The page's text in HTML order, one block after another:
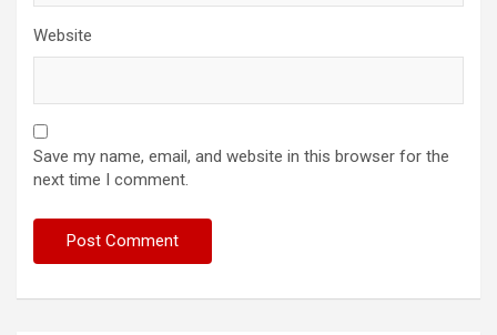
Website
Save my name, email, and website in this browser for the
next time I comment.